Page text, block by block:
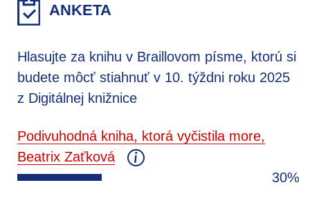
ANKETA
Hlasujte za knihu v Braillovom písme, ktorú si
budete môcť stiahnuť v 10. týždni roku 2025
z Digitálnej knižnice
Podivuhodná kniha, ktorá vyčistila more,
Beatrix Zaťková
30%